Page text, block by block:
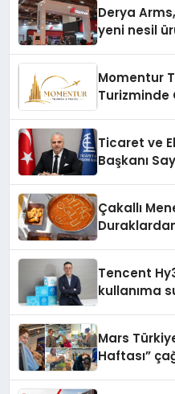
Derya
yeni nesil
Momentur
Turizminde
Ticaret ve
Başkanı
Çakallı
Tencent
kullanıma
Mars
Haftası”